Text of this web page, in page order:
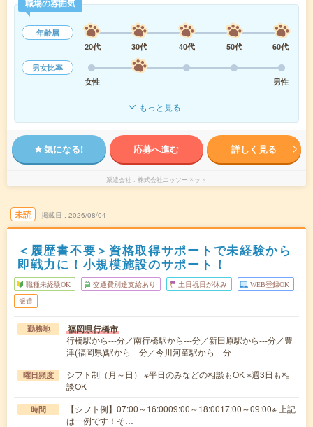
年齢層
20代
30代 40代 50代
60代
男女比率
女性
男性
もっと見る
気になる! 応募へ進む 詳しく見る
派遣会社 株式会社ニッソーネット
未読 掲載日 2026/08/04
＜履歴書不要＞資格取得サポートで未経験から
即戦力に！小規模施設のサポート！
職種未経験OK 交通費別途支給あり 土日祝日が休み WEB登録OK
派遣
勤務地 福岡県行橋市
行橋駅から---分／南行橋駅から---分／新田原駅から---分／豊
津(福岡県)駅から---分／今川河童駅から---分
曜日頻度
シフト制（月～日） ※平日のみなどの相談もOK ※週3日も相
談OK
時間
【シフト例】07:00～16:0009:00～18:0017:00～09:00※ 上記
は一例です！そ…